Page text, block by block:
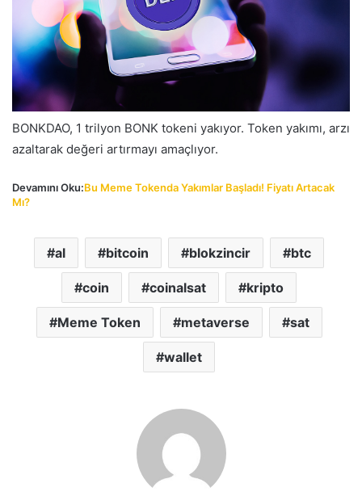
BONKDAO, 1 trilyon BONK tokeni yakıyor. Token yakımı, arzı
azaltarak değeri artırmayı amaçlıyor.
Devamını Oku:Bu Meme Tokenda Yakımlar Başladı! Fiyatı Artacak
Mı?
al bitcoin blokzincir btc
coin coinalsat kripto
Meme Token metaverse sat
wallet